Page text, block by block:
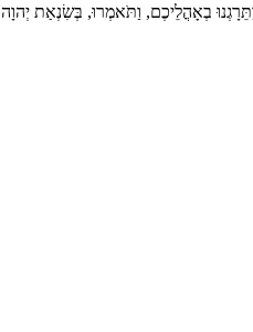
בְאָהֳלֵיכֶם, וַתֹּאמְרוּ, בְּשִׂנְאַת